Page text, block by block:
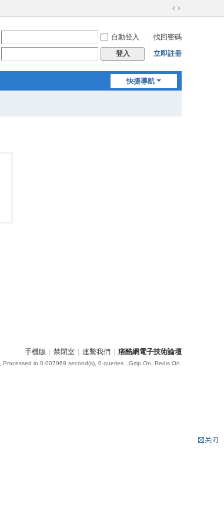
切
到
寬
自動登入
找回密碼
登入 立即註冊
快捷導航
手機版 禁閉室 連繫我們 痞酷網電子技術論壇
, Processed in 0.007969 second(s), 0 queries , Gzip On, Redis On.